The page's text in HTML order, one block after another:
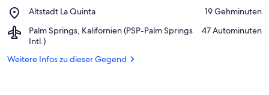
Creek
Altstadt La Quinta
Place,
La
Quinta
‪19 Gehminuten‬
Palm Springs, Kalifornien (PSP-Palm Springs
Intl.)
Airport,
Palm
Kalifornien
‪47 Autominuten‬
Weitere Infos zu dieser Gegend